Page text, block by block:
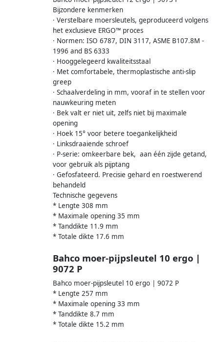
Bijzondere kenmerken
· Verstelbare moersleutels, geproduceerd volgens
het exclusieve ERGO™ proces
· Normen: ISO 6787, DIN 3117, ASME B107.8M -
1996 and BS 6333
· Hooggelegeerd kwaliteitsstaal
· Met comfortabele, thermoplastische anti-slip
greep
· Schaalverdeling in mm, vooraf in te stellen voor
nauwkeuring meten
· Bek valt er niet uit, zelfs niet bij maximale
opening
· Hoek 15° voor betere toegankelijkheid
· Linksdraaiende schroef
· P-serie: omkeerbare bek, aan één zijde getand,
voor gebruik als pijptang
· Gefosfateerd. Precisie gehard en roestwerend
behandeld
Technische gegevens
* Lengte 308 mm
* Maximale opening 35 mm
* Tanddikte 11.9 mm
* Totale dikte 17.6 mm
Bahco moer-pijpsleutel 10 ergo |
9072 P
Bahco moer-pijpsleutel 10 ergo | 9072 P
* Lengte 257 mm
* Maximale opening 33 mm
* Tanddikte 8.7 mm
* Totale dikte 15.2 mm